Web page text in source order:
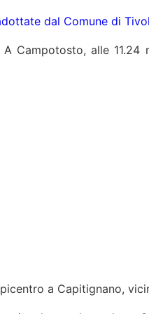
dal Comune di
Campotosto, alle 11.24
a Capitignano,